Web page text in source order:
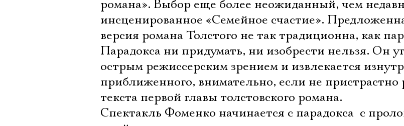
романа». Выбор еще более неожиданный, чем
инсценированное «Семейное счастие».
версия романа Толстого не так традиционна, как
Парадокса ни придумать, ни изобрести нельзя. Он
острым режиссерским зрением и извлекается
приближенного, внимательно, если не пристрастно
текста первой главы толстовского романа.
Спектакль Фоменко начинается с парадокса  с